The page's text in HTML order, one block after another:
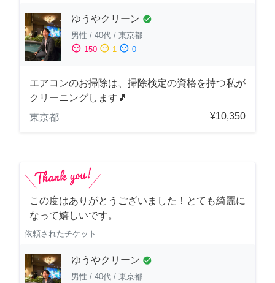
ゆうやクリーン check_circle
男性 / 40代 / 東京都
sentiment_satisfied 150 sentiment_neutral 1 sentiment_dissatisfied 0
エアコンのお掃除は、掃除検定の資格を持つ私が
クリーニングします🎵
東京都
¥10,350
この度はありがとうございました！とても綺麗に
なって嬉しいです。
依頼されたチケット
ゆうやクリーン check_circle
男性 / 40代 / 東京都